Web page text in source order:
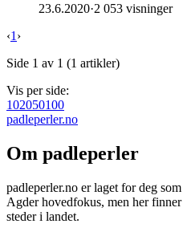
23.6.2020·2 053 visninger
‹1 ›
Side 1 av 1 (1 artikler)
Vis per side:
102050100
padleperler.no
Om padleperler
padleperler.no er laget for deg
Agder hovedfokus, men her
steder i landet.